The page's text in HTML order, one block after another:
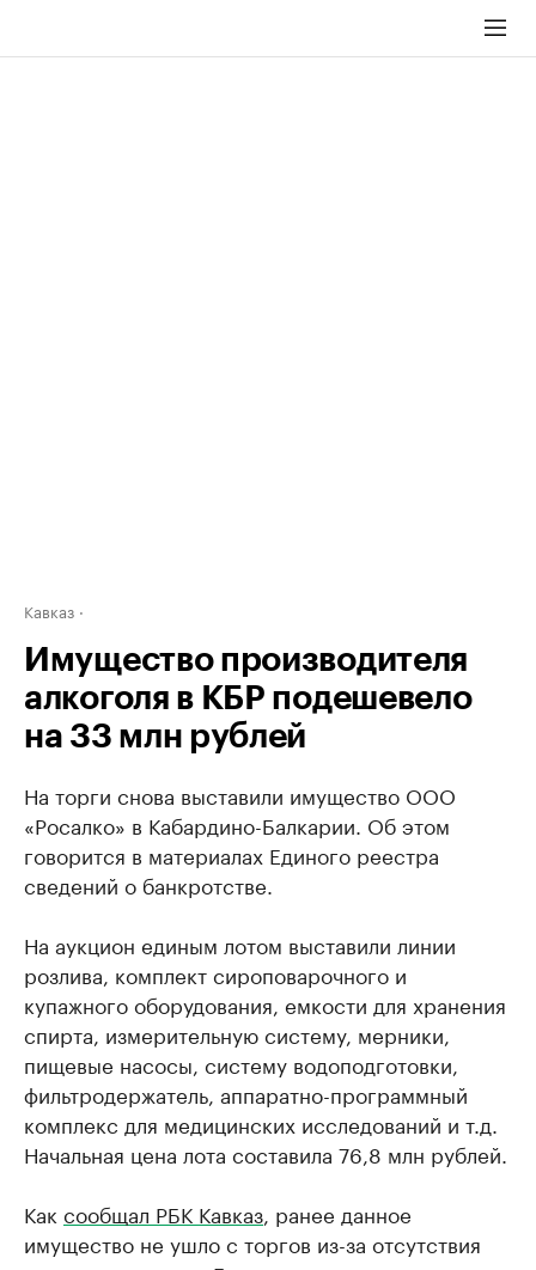
Кавказ
Имущество производителя
алкоголя в КБР подешевело
на 33 млн рублей
На торги снова выставили имущество ООО
«Росалко» в Кабардино-Балкарии. Об этом
говорится в материалах Единого реестра
сведений о банкротстве.
На аукцион единым лотом выставили линии
розлива, комплект сироповарочного и
купажного оборудования, емкости для хранения
спирта, измерительную систему, мерники,
пищевые насосы, систему водоподготовки,
фильтродержатель, аппаратно-программный
комплекс для медицинских исследований и т.д.
Начальная цена лота составила 76,8 млн рублей.
Как сообщал РБК Кавказ , ранее данное
имущество не ушло с торгов из-за отсутствия